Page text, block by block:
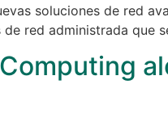
soluciones de red
red administrada que